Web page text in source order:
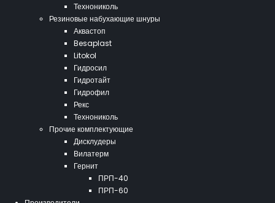
Технониколь
Резиновые набухающие шнуры
Аквастоп
Besaplast
Litokol
Гидросил
Гидротайт
Гидрофил
Рекс
Технониколь
Прочие комплектующие
Дисклудеры
Вилатерм
Гернит
ПРП-40
ПРП-60